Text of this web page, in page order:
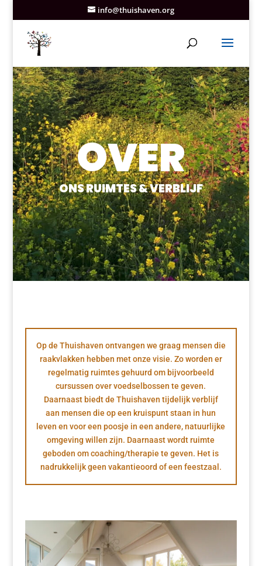
info@thuishaven.org
OVER
ONS RUIMTES & VERBLIJF
Op de Thuishaven ontvangen we graag mensen die
raakvlakken hebben met onze visie. Zo worden er
regelmatig ruimtes gehuurd om bijvoorbeeld
cursussen over voedselbossen te geven.
Daarnaast biedt de Thuishaven tijdelijk verblijf
aan mensen die op een kruispunt staan in hun
leven en voor een poosje in een andere, natuurlijke
omgeving willen zijn. Daarnaast wordt ruimte
geboden om coaching/therapie te geven. Het is
nadrukkelijk geen vakantieoord of een feestzaal.